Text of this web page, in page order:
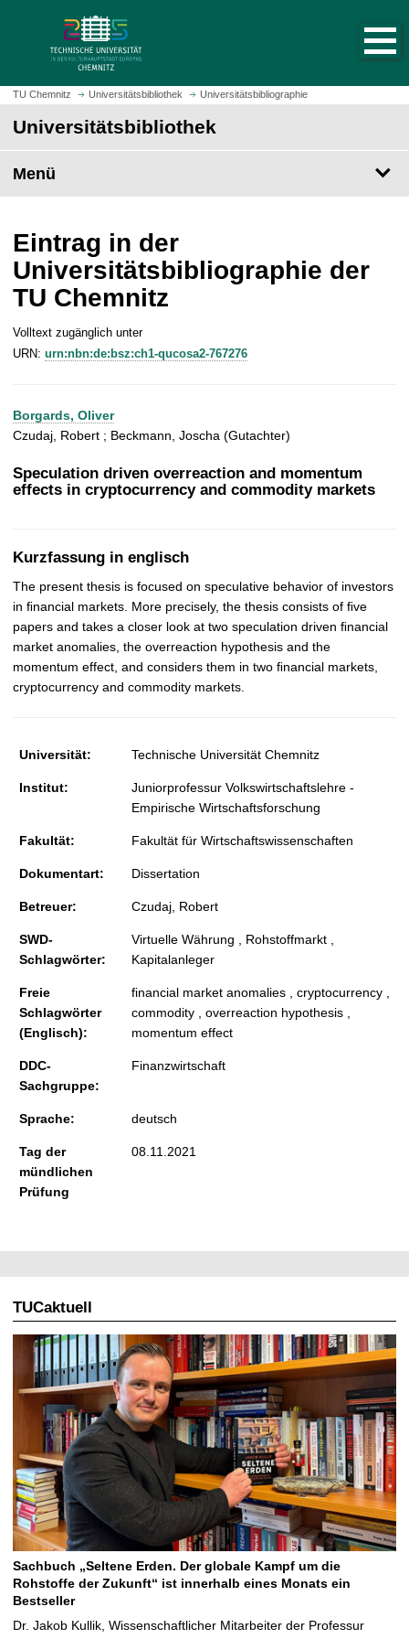
z
m
t
e
i
t
u
f
r
u
e
n
TU Chemnitz Universitätsbibliothek Universitätsbibliographie
Universitätsbibliothek
Menü
Eintrag in der
Universitätsbibliographie der
TU Chemnitz
Volltext zugänglich unter
URN: urn:nbn:de:bsz:ch1-qucosa2-767276
Borgards, Oliver
Czudaj, Robert ; Beckmann, Joscha (Gutachter)
Speculation driven overreaction and momentum
effects in cryptocurrency and commodity markets
Kurzfassung in englisch
The present thesis is focused on speculative behavior of investors
in ﬁnancial markets. More precisely, the thesis consists of ﬁve
papers and takes a closer look at two speculation driven ﬁnancial
market anomalies, the overreaction hypothesis and the
momentum effect, and considers them in two ﬁnancial markets,
cryptocurrency and commodity markets.
Universität: Technische Universität Chemnitz
Institut:
Juniorprofessur Volkswirtschaftslehre -
Empirische Wirtschaftsforschung
Fakultät: Fakultät für Wirtschaftswissenschaften
Dokumentart: Dissertation
Betreuer: Czudaj, Robert
SWD-
Schlagwörter:
Virtuelle Währung , Rohstoffmarkt ,
Kapitalanleger
Freie
Schlagwörter
(Englisch):
financial market anomalies , cryptocurrency ,
commodity , overreaction hypothesis ,
momentum effect
DDC-
Sachgruppe:
Finanzwirtschaft
Sprache: deutsch
Tag der
mündlichen
Prüfung
08.11.2021
TUCaktuell
Sachbuch „Seltene Erden. Der globale Kampf um die
Rohstoffe der Zukunft“ ist innerhalb eines Monats ein
Bestseller
Dr. Jakob Kullik, Wissenschaftlicher Mitarbeiter der Professur